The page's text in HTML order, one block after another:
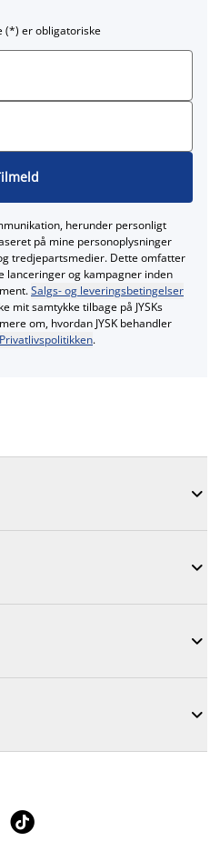
(*) er obligatoriske
herunder personligt
på mine personoplysninger
tredjepartsmedier. Dette omfatter
lanceringer og kampagner inden
Salgs- og leveringsbetingelser
mit samtykke tilbage på JYSKs
om, hvordan JYSK behandler
Privatlivspolitikken.




